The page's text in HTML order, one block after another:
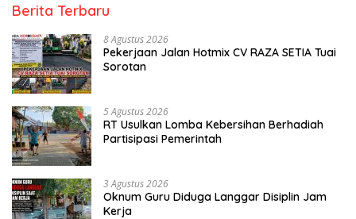
Berita Terbaru
8 Agustus 2026
Pekerjaan Jalan Hotmix CV RAZA SETIA Tuai
Sorotan
5 Agustus 2026
RT Usulkan Lomba Kebersihan Berhadiah
Partisipasi Pemerintah
3 Agustus 2026
Oknum Guru Diduga Langgar Disiplin Jam
Kerja